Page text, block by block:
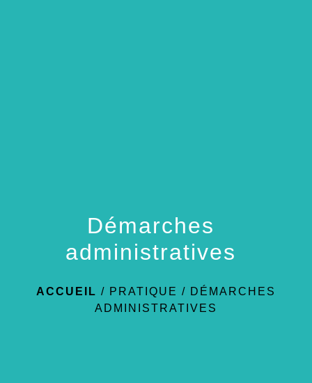
Démarches
administratives
ACCUEIL / PRATIQUE / DÉMARCHES
ADMINISTRATIVES